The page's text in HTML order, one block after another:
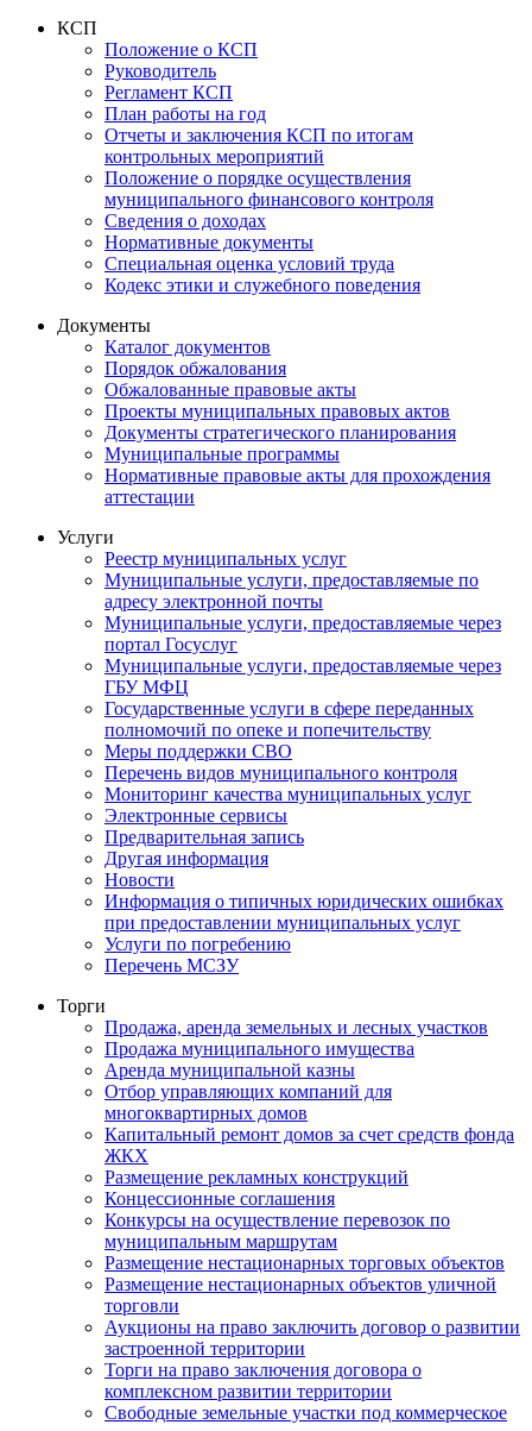
КСП
Положение о КСП
Руководитель
Регламент КСП
План работы на год
Отчеты и заключения КСП по итогам
контрольных мероприятий
Положение о порядке осуществления
муниципального финансового контроля
Сведения о доходах
Нормативные документы
Специальная оценка условий труда
Кодекс этики и служебного поведения
Документы
Каталог документов
Порядок обжалования
Обжалованные правовые акты
Проекты муниципальных правовых актов
Документы стратегического планирования
Муниципальные программы
Нормативные правовые акты для прохождения
аттестации
Услуги
Реестр муниципальных услуг
Муниципальные услуги, предоставляемые по
адресу электронной почты
Муниципальные услуги, предоставляемые через
портал Госуслуг
Муниципальные услуги, предоставляемые через
ГБУ МФЦ
Государственные услуги в сфере переданных
полномочий по опеке и попечительству
Меры поддержки СВО
Перечень видов муниципального контроля
Мониторинг качества муниципальных услуг
Электронные сервисы
Предварительная запись
Другая информация
Новости
Информация о типичных юридических ошибках
при предоставлении муниципальных услуг
Услуги по погребению
Перечень МСЗУ
Торги
Продажа, аренда земельных и лесных участков
Продажа муниципального имущества
Аренда муниципальной казны
Отбор управляющих компаний для
многоквартирных домов
Капитальный ремонт домов за счет средств фонда
ЖКХ
Размещение рекламных конструкций
Концессионные соглашения
Конкурсы на осуществление перевозок по
муниципальным маршрутам
Размещение нестационарных торговых объектов
Размещение нестационарных объектов уличной
торговли
Аукционы на право заключить договор о развитии
застроенной территории
Торги на право заключения договора о
комплексном развитии территории
Свободные земельные участки под коммерческое